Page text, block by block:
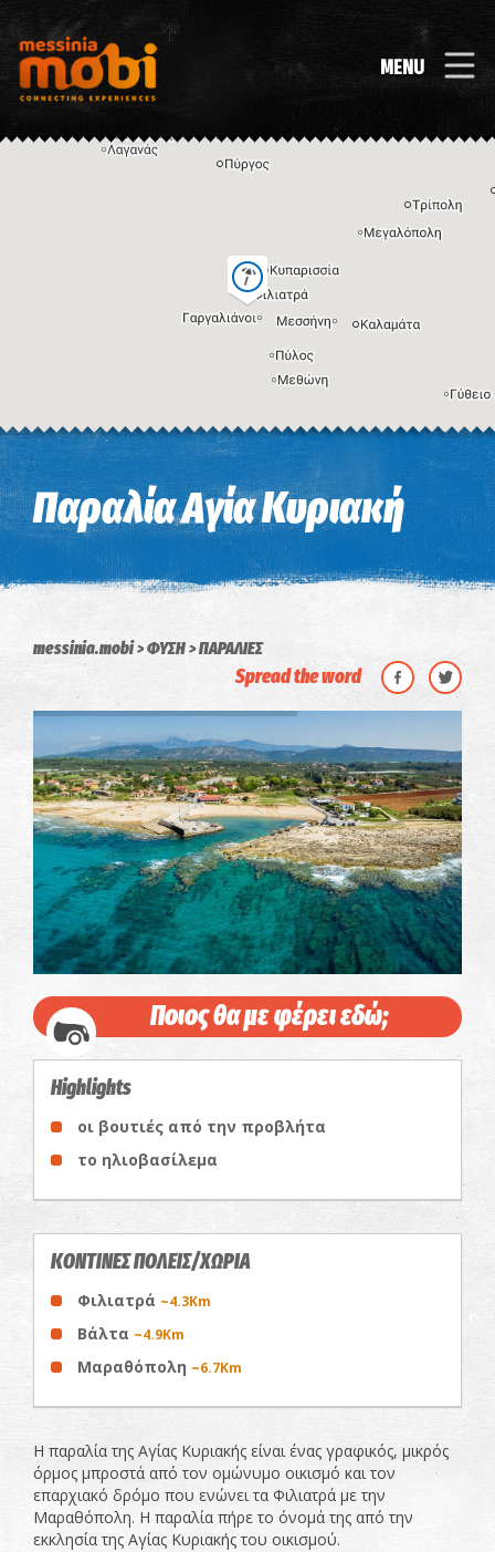
MENU
Η εικόνα ενδέχεται να υπόκειται σε πνευματικά δικαιώματα Όροι
Παραλία Αγία Κυριακή
messinia.mobi ΦΥΣΗ ΠΑΡΑΛΙΕΣ
Spread the word
Ποιος θα με φέρει εδώ;
Highlights
οι βουτιές από την προβλήτα
το ηλιοβασίλεμα
ΚΟΝΤΙΝΕΣ ΠΟΛΕΙΣ/ΧΩΡΙΑ
Φιλιατρά ~4.3Km
Βάλτα ~4.9Km
Μαραθόπολη ~6.7Km
Η παραλία της Αγίας Κυριακής είναι ένας γραφικός, μικρός
όρμος μπροστά από τον ομώνυμο οικισμό και τον
επαρχιακό δρόμο που ενώνει τα Φιλιατρά με την
Μαραθόπολη. Η παραλία πήρε το όνομά της από την
εκκλησία της Αγίας Κυριακής του οικισμού.